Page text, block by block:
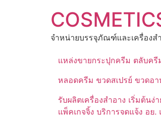
จำหน่ายบรรจุภัณฑ์และเครื่องส
แหล่งขายกระปุกครีม ตลับค
หลอดครีม ขวดสเปรย์ ขวดอ
รับผลิตเครื่องสำอาง เริ่มต้น
แพ็คเกจจิ้ง บริการจดแจ้ง อ